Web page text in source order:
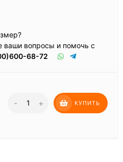
ваши вопросы и помочь с
68-72
- + КУПИТЬ